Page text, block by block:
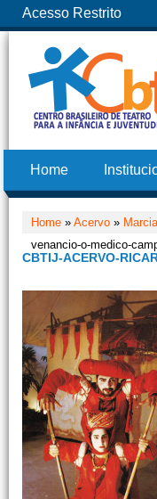
Acesso Restrito
Home
Home » Acervo »
venancio-o-medico-
CBTIJ-ACERVO-